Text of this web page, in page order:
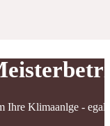
Ihre Klimaanlge -